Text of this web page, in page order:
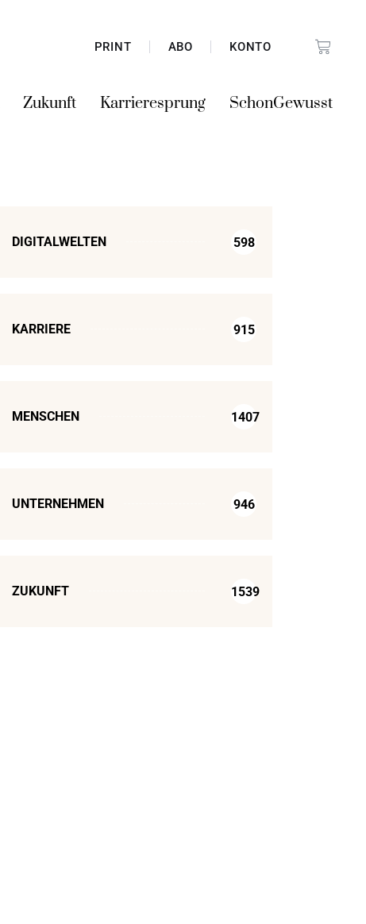
PRINT ABO KONTO
Zukunft Karrieresprung SchonGewusst
DIGITALWELTEN 598
KARRIERE 915
MENSCHEN 1407
UNTERNEHMEN 946
ZUKUNFT 1539